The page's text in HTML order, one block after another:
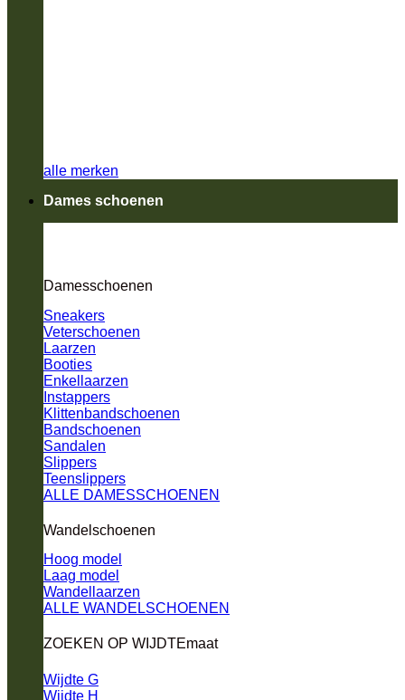
alle merken
Dames schoenen
Damesschoenen
Sneakers
Veterschoenen
Laarzen
Booties
Enkellaarzen
Instappers
Klittenbandschoenen
Bandschoenen
Sandalen
Slippers
Teenslippers
ALLE DAMESSCHOENEN
Wandelschoenen
Hoog model
Laag model
Wandellaarzen
ALLE WANDELSCHOENEN
ZOEKEN OP WIJDTEmaat
Wijdte G
Wijdte H